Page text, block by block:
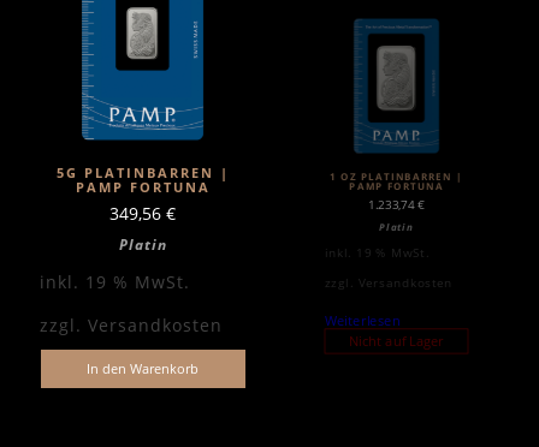
5G PLATINBARREN |
PAMP FORTUNA
349,56 €
Platin
inkl. 19 % MwSt.
zzgl. Versandkosten
In den Warenkorb
1 OZ PLATINBARREN |
PAMP FORTUNA
1.233,74€
Platin
inkl. 19 % MwSt.
zzgl. Versandkosten
Weiterlesen
Nicht auf Lager